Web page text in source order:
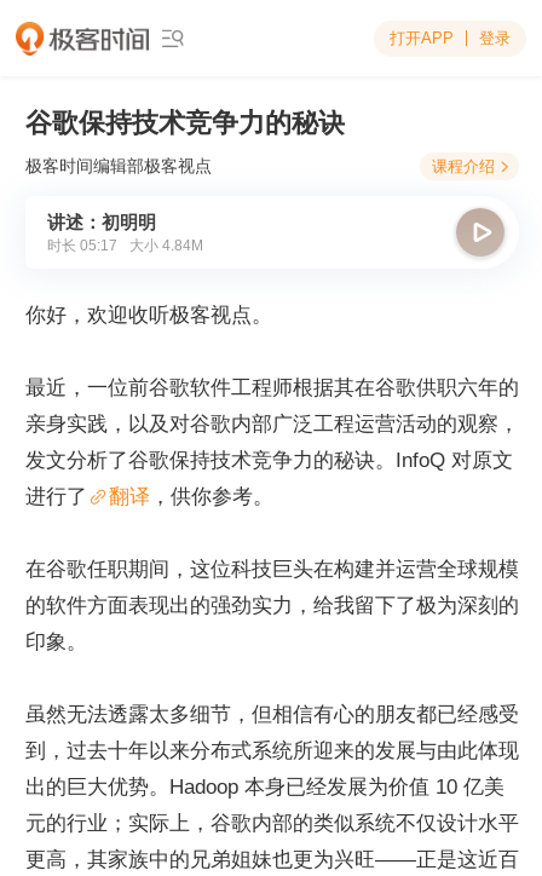
 打开APP 登录
谷歌保持技术竞争力的秘诀
极客时间编辑部极客视点 课程介绍 
讲述：初明明
时长 05:17 大小 4.84M

你好，欢迎收听极客视点。
最近，一位前谷歌软件工程师根据其在谷歌供职六年的
亲身实践，以及对谷歌内部广泛工程运营活动的观察，
发文分析了谷歌保持技术竞争力的秘诀。InfoQ 对原文
进行了
翻译 ，供你参考。
在谷歌任职期间，这位科技巨头在构建并运营全球规模
的软件方面表现出的强劲实力，给我留下了极为深刻的
印象。
虽然无法透露太多细节，但相信有心的朋友都已经感受
到，过去十年以来分布式系统所迎来的发展与由此体现
出的巨大优势。Hadoop 本身已经发展为价值 10 亿美
元的行业；实际上，谷歌内部的类似系统不仅设计水平
更高，其家族中的兄弟姐妹也更为兴旺——正是这近百